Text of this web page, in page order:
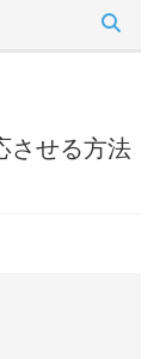
させる方法